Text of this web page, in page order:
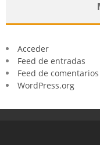
Acceder
Feed de entradas
Feed de comentarios
WordPress.org